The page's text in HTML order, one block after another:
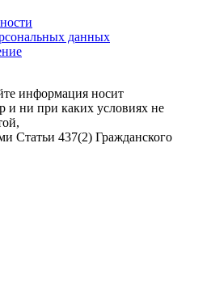
данных
информация носит
и ни при каких условиях не
Статьи 437(2) Гражданского